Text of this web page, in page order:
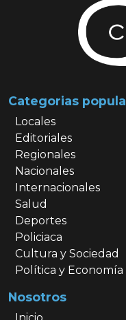
Categorias
Locales
Editoriales
Regionales
Nacionales
Internacionales
Salud
Deportes
Policiaca
Cultura y Sociedad
Política y Economía
Nosotros
Inicio